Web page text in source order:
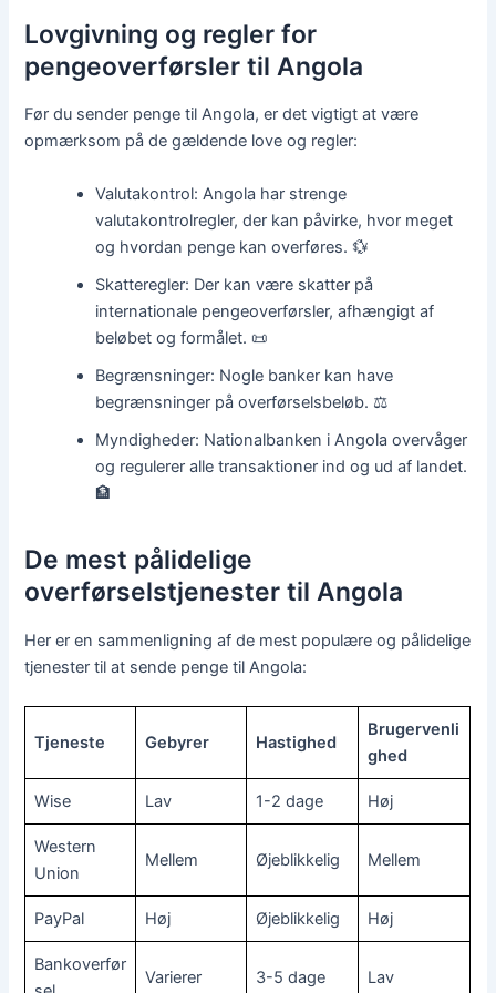
Lovgivning og regler for
pengeoverførsler til Angola
Før du sender penge til Angola, er det vigtigt at være
opmærksom på de gældende love og regler:
Valutakontrol: Angola har strenge
valutakontrolregler, der kan påvirke, hvor meget
og hvordan penge kan overføres. 💱
Skatteregler: Der kan være skatter på
internationale pengeoverførsler, afhængigt af
beløbet og formålet. 📜
Begrænsninger: Nogle banker kan have
begrænsninger på overførselsbeløb. ⚖️
Myndigheder: Nationalbanken i Angola overvåger
og regulerer alle transaktioner ind og ud af landet.
🏦
De mest pålidelige
overførselstjenester til Angola
Her er en sammenligning af de mest populære og pålidelige
tjenester til at sende penge til Angola:
Tjeneste Gebyrer Hastighed
Brugervenli
ghed
Wise Lav 1-2 dage Høj
Western
Union
Mellem Øjeblikkelig Mellem
PayPal Høj Øjeblikkelig Høj
Bankoverfør
Varierer 3-5 dage Lav